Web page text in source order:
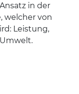
in der
welcher von
Leistung,